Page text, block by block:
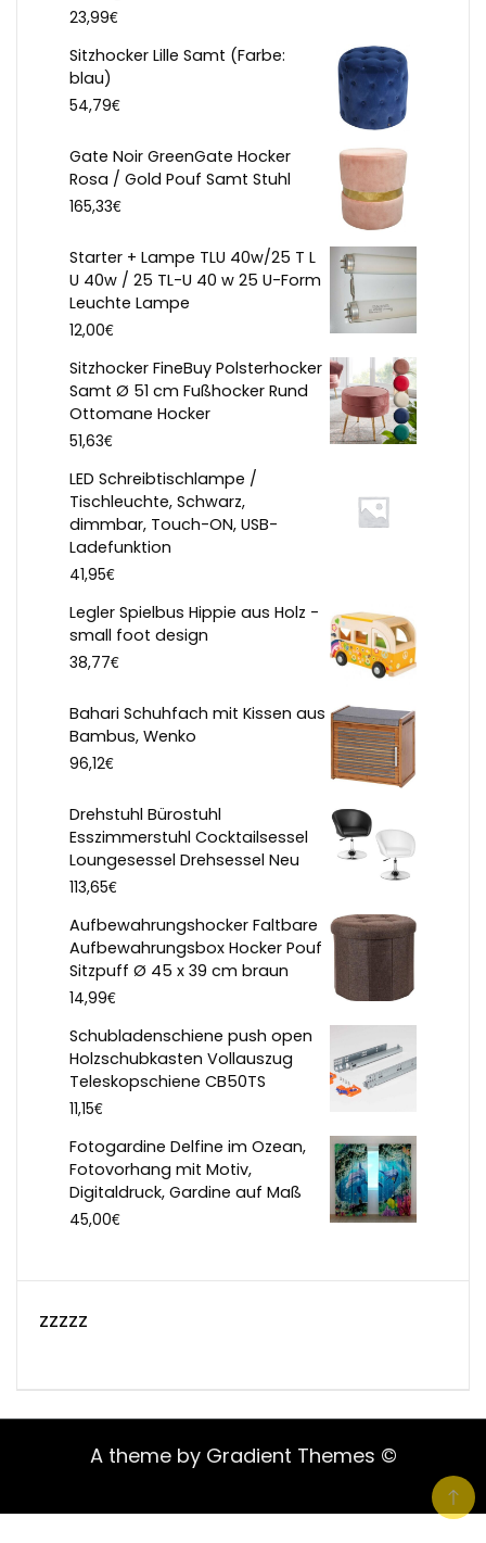
23,99€
Sitzhocker Lille Samt (Farbe:
blau)
54,79€
Gate Noir GreenGate Hocker
Rosa / Gold Pouf Samt Stuhl
165,33€
Starter + Lampe TLU 40w/25 T L
U 40w / 25 TL-U 40 w 25 U-Form
Leuchte Lampe
12,00€
Sitzhocker FineBuy Polsterhocker
Samt Ø 51 cm Fußhocker Rund
Ottomane Hocker
51,63€
LED Schreibtischlampe /
Tischleuchte, Schwarz,
dimmbar, Touch-ON, USB-
Ladefunktion
41,95€
Legler Spielbus Hippie aus Holz -
small foot design
38,77€
Bahari Schuhfach mit Kissen aus
Bambus, Wenko
96,12€
Drehstuhl Bürostuhl
Esszimmerstuhl Cocktailsessel
Loungesessel Drehsessel Neu
113,65€
Aufbewahrungshocker Faltbare
Aufbewahrungsbox Hocker Pouf
Sitzpuff Ø 45 x 39 cm braun
14,99€
Schubladenschiene push open
Holzschubkasten Vollauszug
Teleskopschiene CB50TS
11,15€
Fotogardine Delfine im Ozean,
Fotovorhang mit Motiv,
Digitaldruck, Gardine auf Maß
45,00€
zzzzz
A theme by Gradient Themes ©